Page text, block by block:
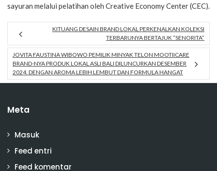
sayuran melalui pelatihan oleh Creative Economy Center (CEC).
KITUANG DESAIN BRAND LOKAL PERKENALKAN KOLEKSI
TERBARUNYA BERTAJUK “SENORITA”
JOVITA FAUSTINA WIBOWO PEMILIK MINYAK TELON MOOTIICARE
BRAND-NYA PRODUK LOKAL ASLI BALI DILUNCURKAN DESEMBER
2024. DENGAN AROMA LEBIH LEMBUT DAN FORMULA HANGAT
Meta
Masuk
Feed entri
Feed komentar